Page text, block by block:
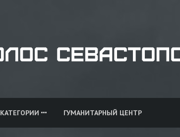
КАТЕГОРИИ ГУМАНИТАРНЫЙ ЦЕНТР